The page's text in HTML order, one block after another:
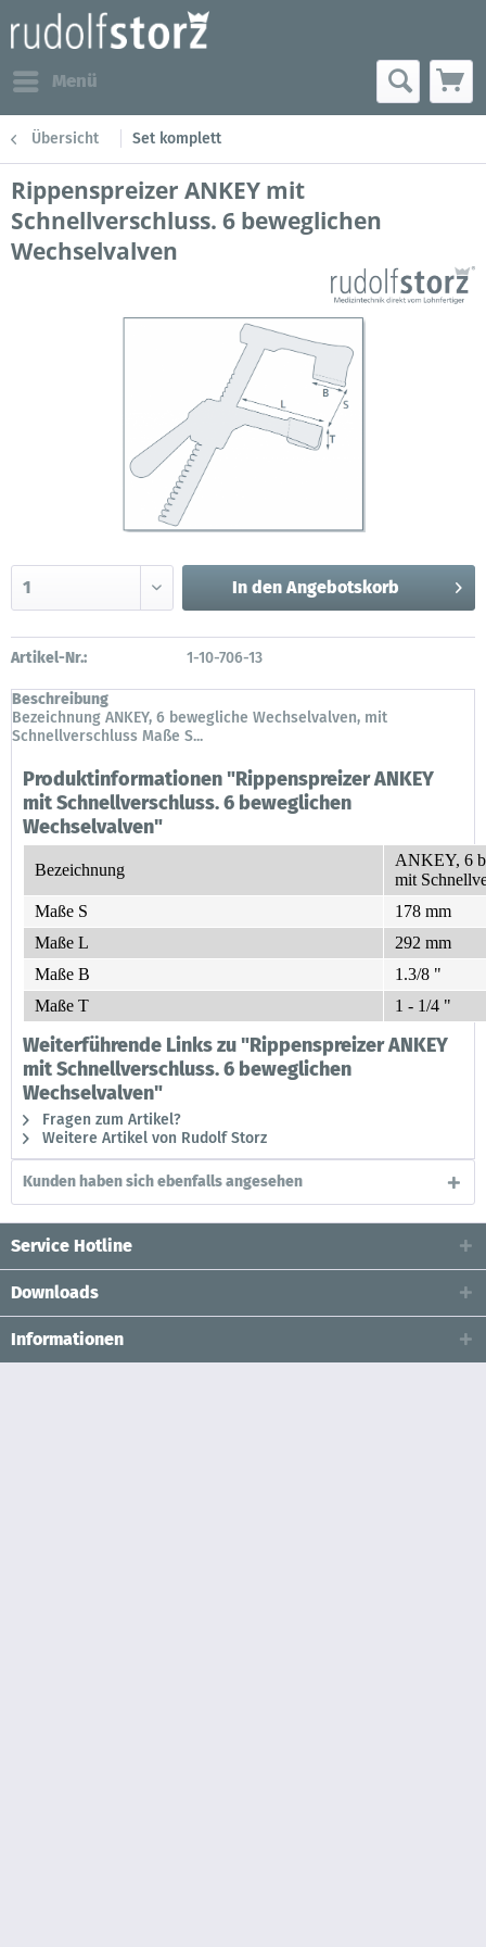
Menü
Übersicht Set komplett
Rippenspreizer ANKEY mit
Schnellverschluss. 6 beweglichen
Wechselvalven
In den Angebotskorb
Artikel-Nr.: 1-10-706-13
Beschreibung
Bezeichnung ANKEY, 6 bewegliche Wechselvalven, mit
Schnellverschluss Maße S...
Produktinformationen "Rippenspreizer ANKEY
mit Schnellverschluss. 6 beweglichen
Wechselvalven"
Bezeichnung
ANKEY, 6
mit
Maße S
178 mm
Maße L
292 mm
Maße B
1.3/8 "
Maße T
1 - 1/4 "
Weiterführende Links zu "Rippenspreizer ANKEY
mit Schnellverschluss. 6 beweglichen
Wechselvalven"
Fragen zum Artikel?
Weitere Artikel von Rudolf Storz
Kunden haben sich ebenfalls angesehen
Service Hotline
Downloads
Informationen